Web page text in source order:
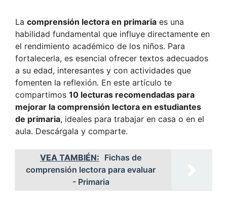
La comprensión lectora en primaria es una
habilidad fundamental que influye directamente en
el rendimiento académico de los niños. Para
fortalecerla, es esencial ofrecer textos adecuados
a su edad, interesantes y con actividades que
fomenten la reflexión. En este artículo te
compartimos 10 lecturas recomendadas para
mejorar la comprensión lectora en estudiantes
de primaria, ideales para trabajar en casa o en el
aula. Descárgala y comparte.
VEA TAMBIÉN: Fichas de
comprensión lectora para evaluar
- Primaria